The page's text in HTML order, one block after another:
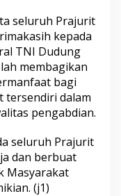
seluruh Prajurit
kepada
TNI Dudung
membagikan
bagi
tersendiri dalam
pengabdian.
seluruh Prajurit
dan berbuat
Masyarakat
(j1)